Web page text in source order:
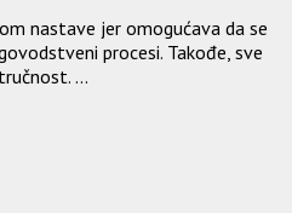
nastave jer omogućava da se
procesi. Takođe, sve
...